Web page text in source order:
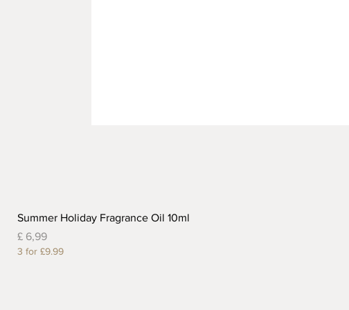
Summer Holiday Fragrance Oil 10ml
Prijs
£ 6,99
3 for £9.99